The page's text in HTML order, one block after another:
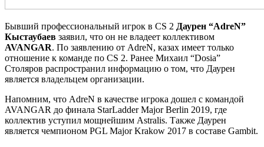
Бывший профессиональный игрок в CS 2 Даурен “AdreN”
Кыстаубаев заявил, что он не владеет коллективом
AVANGAR. По заявлению от AdreN, казах имеет только
отношение к команде по CS 2. Ранее Михаил “Dosia”
Столяров распространил информацию о том, что Даурен
является владельцем организации.
Напомним, что AdreN в качестве игрока дошел с командой
AVANGAR до финала StarLadder Major Berlin 2019, где
коллектив уступил мощнейшим Astralis. Также Даурен
является чемпионом PGL Major Krakow 2017 в составе Gambit.